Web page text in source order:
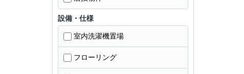
設備・仕様
室内洗濯機置場
フローリング